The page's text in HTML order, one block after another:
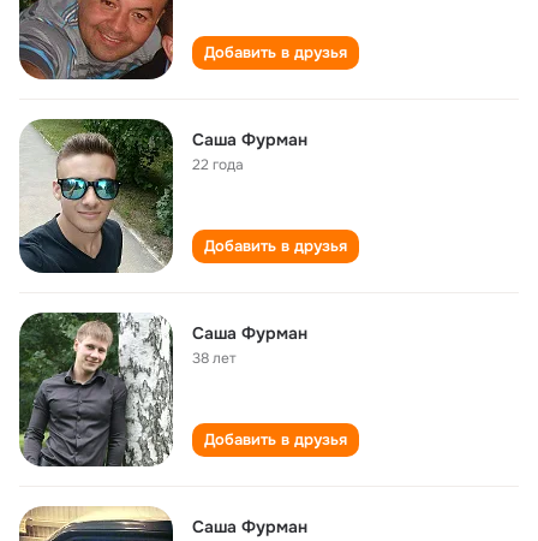
Добавить в друзья
Саша Фурман
22 года
Добавить в друзья
Саша Фурман
38 лет
Добавить в друзья
Саша Фурман